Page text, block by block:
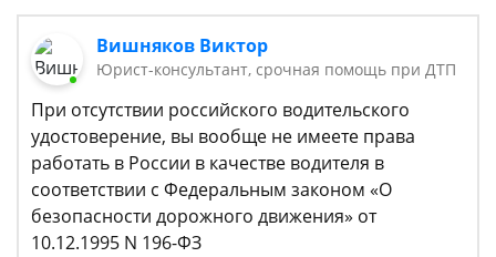
Вишняков Виктор
Юрист-консультант, срочная помощь при ДТП
При отсутствии российского водительского
удостоверение, вы вообще не имеете права
работать в России в качестве водителя в
соответствии с Федеральным законом «О
безопасности дорожного движения» от
10.12.1995 N 196-ФЗ